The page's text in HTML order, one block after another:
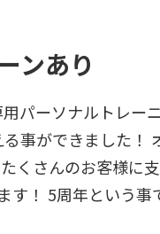
ンあり
パーソナルトレー
事ができました！
くさんのお客様に
す！ 5周年という事